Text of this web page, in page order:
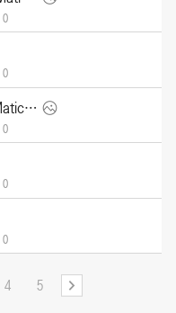
0
0
메르세데스-벤츠 CLA45 AMG 4Matic (2027)
0
0
0
4 5